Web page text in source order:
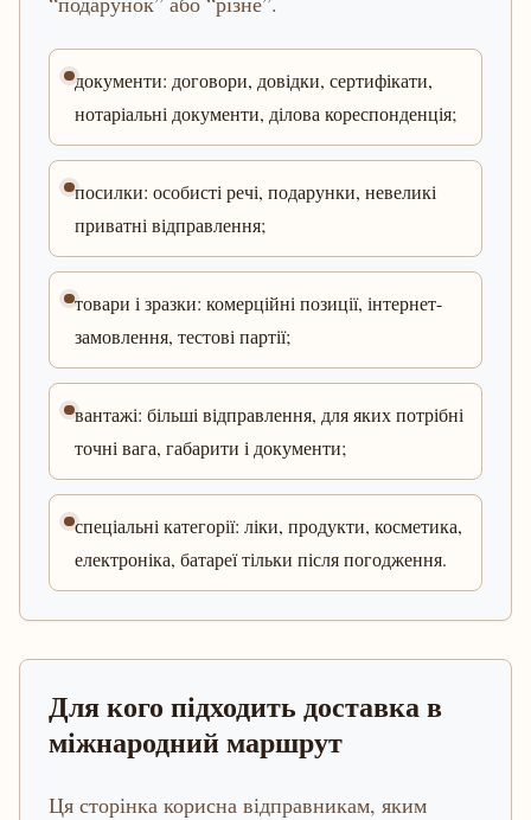
документи: договори, довідки, сертифікати,
нотаріальні документи, ділова кореспонденція;
посилки: особисті речі, подарунки, невеликі
приватні відправлення;
товари і зразки: комерційні позиції, інтернет-
замовлення, тестові партії;
вантажі: більші відправлення, для яких потрібні
точні вага, габарити і документи;
спеціальні категорії: ліки, продукти, косметика,
електроніка, батареї тільки після погодження.
Для кого підходить доставка в
міжнародний маршрут
Ця сторінка корисна відправникам, яким